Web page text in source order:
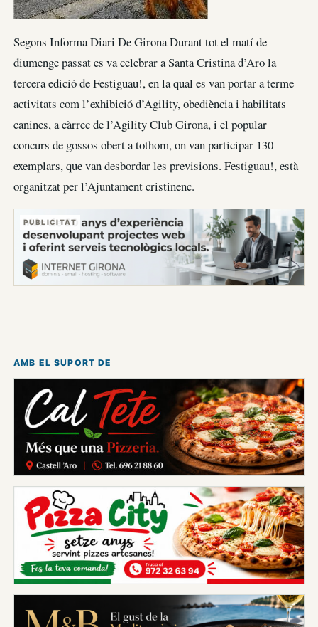
Segons Informa Diari De Girona Durant tot el matí de
diumenge passat es va celebrar a Santa Cristina d’Aro la
tercera edició de Festiguau!, en la qual es van portar a terme
activitats com l’exhibició d’Agility, obediència i habilitats
canines, a càrrec de l’Agility Club Girona, i el popular
concurs de gossos obert a tothom, on van participar 130
exemplars, que van desbordar les previsions. Festiguau!, està
organitzat per l’Ajuntament cristinenc.
PUBLICITAT
AMB EL SUPORT DE